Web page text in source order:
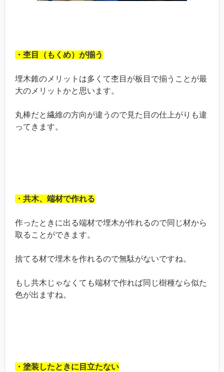
・杢目（もくめ）が揃う
埋木錐のメリットは多くて杢目が板目で揃うことが最
大のメリットかと思います。
丸棒だと繊維の方向が違うので見た目の仕上がりも違
ってきます。
・共木、端材で作れる
作ったときに出る端材で埋木が作れるので同じ材から
取ることができます。
捨てる材で埋木を作れるので無駄がないですね。
もし共木じゃなくても端材で作れば同じ樹種なら似た
色が出ますね。
・塗装したときに目立たない